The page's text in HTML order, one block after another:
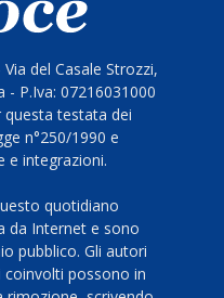
del Casale Strozzi,
- P.Iva: 07216031000
questa testata dei
n°250/1990 e
e integrazioni.
quotidiano
da Internet e sono
pubblico. Gli autori
possono in